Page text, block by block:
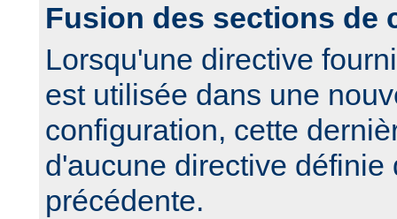
Fusion des sections de
Lorsqu'une directive
est utilisée dans une
configuration, cette
d'aucune directive définie
précédente.